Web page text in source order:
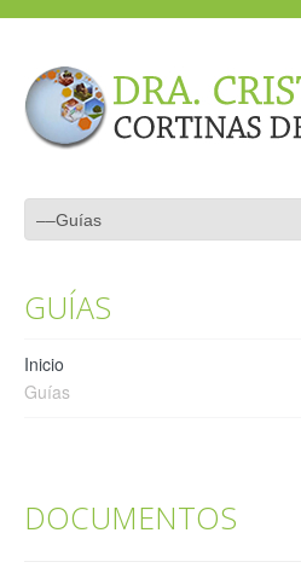
GUÍAS
Inicio
Guías
DOCUMENTOS